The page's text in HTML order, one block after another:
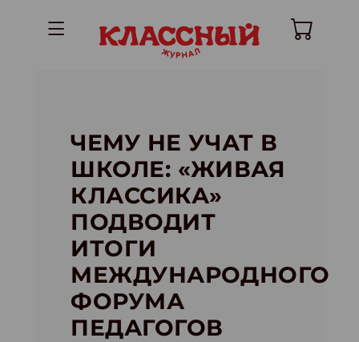
ЧЕМУ НЕ УЧАТ В
ШКОЛЕ: «ЖИВАЯ
КЛАССИКА»
ПОДВОДИТ
ИТОГИ
МЕЖДУНАРОДНОГО
ФОРУМА
ПЕДАГОГОВ